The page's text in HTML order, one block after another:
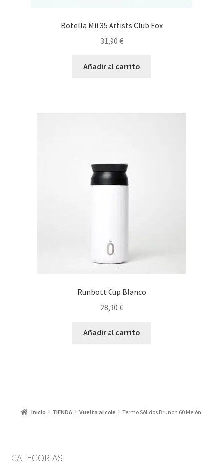
Botella Mii 35 Artists Club Fox
31,90 €
Añadir al carrito
Runbott Cup Blanco
28,90 €
Añadir al carrito
Inicio TIENDA Vuelta al cole Termo Sólidos Brunch 60 Melón
CATEGORIAS